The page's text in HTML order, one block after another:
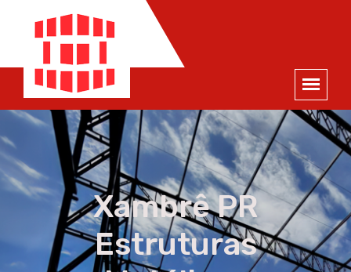
×
ORÇAMENTO
NOME *
E-MAIL *